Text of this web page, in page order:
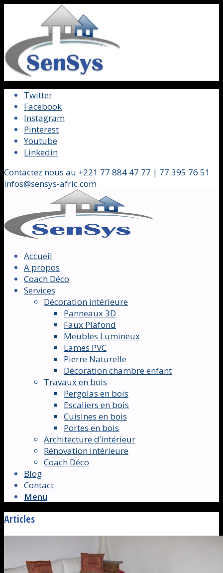
Twitter
Facebook
Instagram
Pinterest
Youtube
Linkedin
Contactez nous au +221 77 884 47 77 | 77 395 76 51
infos@sensys-afric.com
Accueil
A propos
Coach Déco
Services
Décoration intérieure
Panneaux 3D
Faux Plafond
Meubles Lumineux
Lames PVC
Pierre Naturelle
Décoration chambre enfant
Travaux en bois
Pergolas en bois
Escaliers en bois
Cuisines en bois
Portes en bois
Architecture d’intérieur
Rénovation intérieure
Coach Déco
Blog
Contact
Menu
Articles